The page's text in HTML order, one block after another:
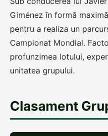
Giménez în formă
pentru a realiza un
Campionat Mondial.
profunzimea lotului,
unitatea grupului.
Clasament